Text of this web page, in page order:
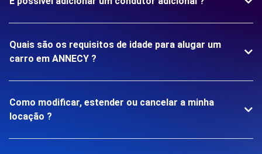
Quais são os requisitos de idade para alugar um
carro em ANNECY ?
Como modificar, estender ou cancelar a minha
locação ?